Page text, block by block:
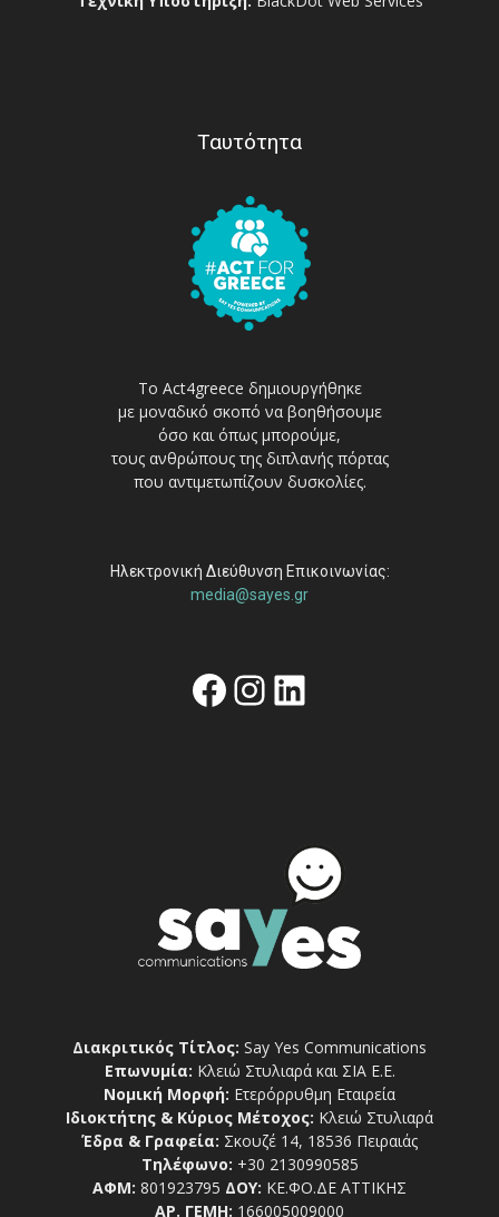
Ταυτότητα
Το Act4greece δημιουργήθηκε
με μοναδικό σκοπό να βοηθήσουμε
όσο και όπως μπορούμε,
τους ανθρώπους της διπλανής πόρτας
που αντιμετωπίζουν δυσκολίες.
Ηλεκτρονική Διεύθυνση Επικοινωνίας:
media@sayes.gr
Facebook
Instagram
Linkedin
Διακριτικός Τίτλος: Say Yes Communications
Επωνυμία: Κλειώ Στυλιαρά και ΣΙΑ Ε.Ε.
Νομική Μορφή: Ετερόρρυθμη Εταιρεία
Ιδιοκτήτης & Κύριος Μέτοχος: Κλειώ Στυλιαρά
Έδρα & Γραφεία: Σκουζέ 14, 18536 Πειραιάς
Τηλέφωνο: +30 2130990585
ΑΦΜ: 801923795 ΔΟΥ: ΚΕ.ΦΟ.ΔΕ ΑΤΤΙΚΗΣ
ΑΡ. ΓΕΜΗ: 166005009000